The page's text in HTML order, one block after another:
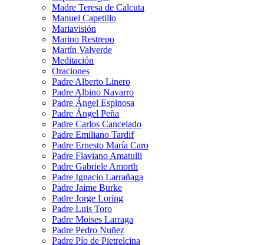
Madre Teresa de Calcuta
Manuel Capetillo
Mariavisión
Marino Restrepo
Martín Valverde
Meditación
Oraciones
Padre Alberto Linero
Padre Albino Navarro
Padre Ángel Espinosa
Padre Ángel Peña
Padre Carlos Cancelado
Padre Emiliano Tardif
Padre Ernesto María Caro
Padre Flaviano Amatulli
Padre Gabriele Amorth
Padre Ignacio Larrañaga
Padre Jaime Burke
Padre Jorge Loring
Padre Luis Toro
Padre Moises Larraga
Padre Pedro Nuñez
Padre Pío de Pietrelcina